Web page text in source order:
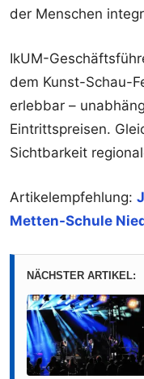
der Menschen
IkUM-
dem Kunst-Schau-
erlebbar –
Eintrittspreisen.
Sichtbarkeit
Artikelempfehlung:
Metten-Schule
NÄCHSTER ARTIKEL: